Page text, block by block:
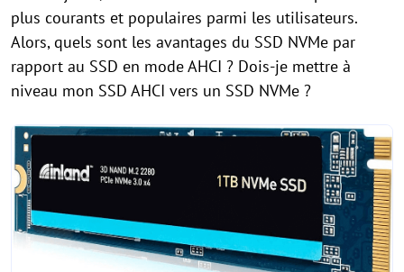
plus courants et populaires parmi les utilisateurs.
Alors, quels sont les avantages du SSD NVMe par
rapport au SSD en mode AHCI ? Dois-je mettre à
niveau mon SSD AHCI vers un SSD NVMe ?